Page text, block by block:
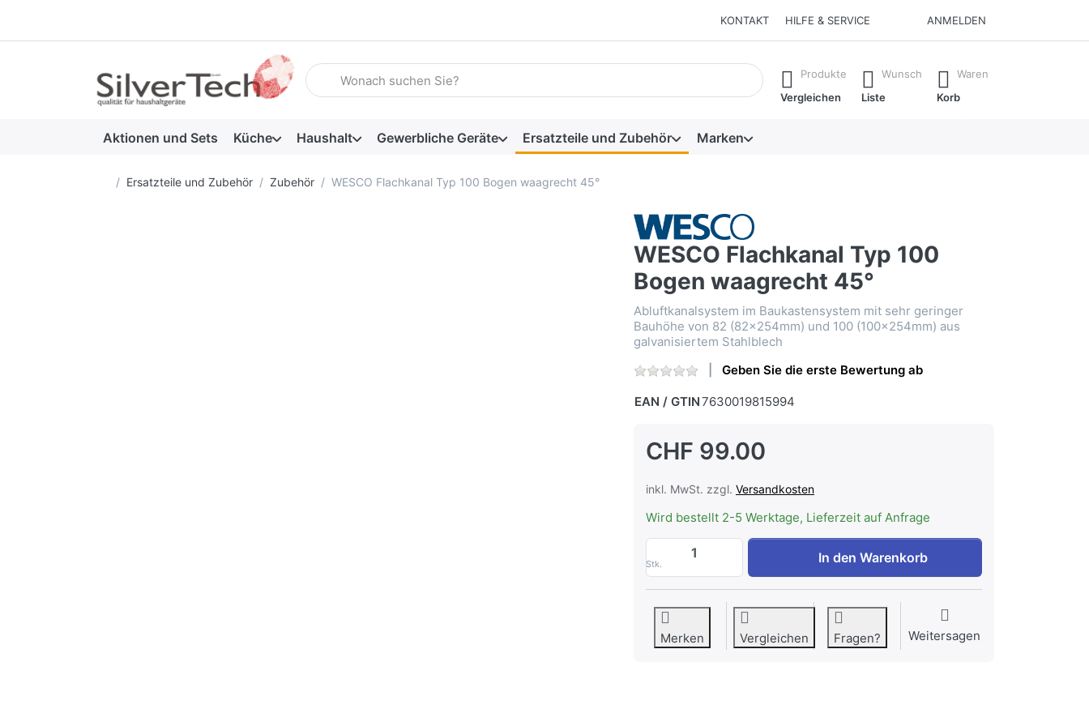
KONTAKT HILFE & SERVICE ANMELDEN
Geben Sie einen Suchbegriff ein. Während Sie tippen, erscheinen automatisch erste Ergebnisse. Drücken Sie die Eingabetaste, um alle
Produkte
Vergleichen
Wunsch
Liste
Waren
Korb
Aktionen und Sets Küche Haushalt Gewerbliche Geräte Ersatzteile und Zubehör Marken
Startseite
Ersatzteile und Zubehör Zubehör WESCO Flachkanal Typ 100 Bogen waagrecht 45°
WESCO Flachkanal Typ 100
Bogen waagrecht 45°
Abluftkanalsystem im Baukastensystem mit sehr geringer
Bauhöhe von 82 (82×254mm) und 100 (100×254mm) aus
galvanisiertem Stahlblech
Geben Sie die erste Bewertung ab
EAN / GTIN7630019815994
CHF 99.00
inkl. MwSt. zzgl. Versandkosten
Wird bestellt 2-5 Werktage, Lieferzeit auf Anfrage
Stk.
WESCO Flachkanal Typ 100 Bogen waagrecht 45° zu CHF
In den Warenkorb
Merken Vergleichen Fragen? Weitersagen